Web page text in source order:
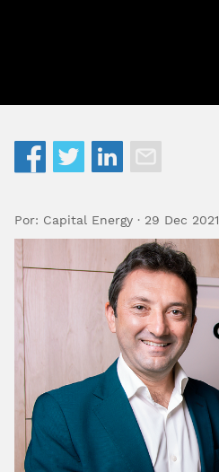
Por: Capital Energy · 29 Dec 2021